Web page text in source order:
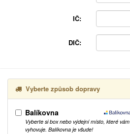
IČ:
DIČ:
Vyberte způsob dopravy
Balíkovna
Vyberte si box nebo výdejní místo, které vám
vyhovuje. Balíkovna je všude!